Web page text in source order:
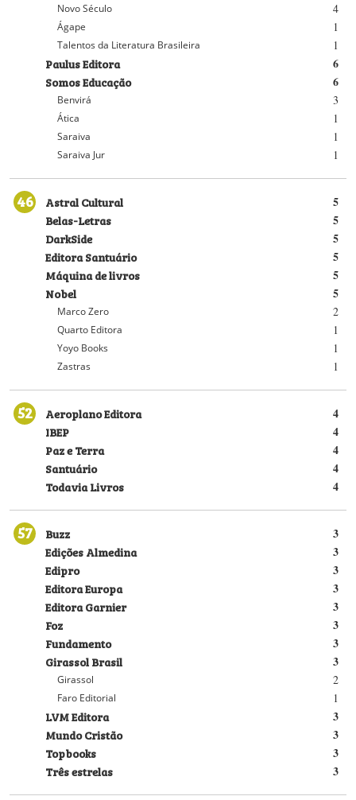
4
Novo Século
1
Ágape
1
Talentos da Literatura Brasileira
6
Paulus Editora
6
Somos Educação
3
Benvirá
1
Ática
1
Saraiva
1
Saraiva Jur
46 5
Astral Cultural
5
Belas-Letras
5
DarkSide
5
Editora Santuário
5
Máquina de livros
5
Nobel
2
Marco Zero
1
Quarto Editora
1
Yoyo Books
1
Zastras
52 4
Aeroplano Editora
4
IBEP
4
Paz e Terra
4
Santuário
4
Todavia Livros
57 3
Buzz
3
Edições Almedina
3
Edipro
3
Editora Europa
3
Editora Garnier
3
Foz
3
Fundamento
3
Girassol Brasil
2
Girassol
1
Faro Editorial
3
LVM Editora
3
Mundo Cristão
3
Topbooks
3
Três estrelas